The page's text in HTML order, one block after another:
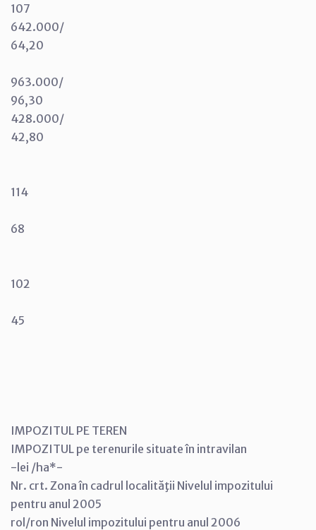
107
642.000/
64,20
963.000/
96,30
428.000/
42,80
114
68
102
45
IMPOZITUL PE TEREN
IMPOZITUL pe terenurile situate în intravilan
-lei /ha*-
Nr. crt. Zona în cadrul localităţii Nivelul impozitului
pentru anul 2005
rol/ron Nivelul impozitului pentru anul 2006